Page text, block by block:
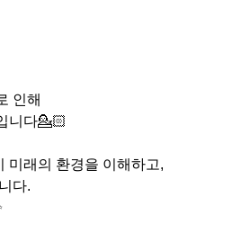
인해
니다💁🏻
미래의 환경을 이해하고,
다.